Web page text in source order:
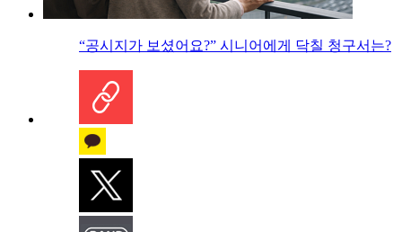
“공시지가 보셨어요?” 시니어에게 닥칠 청구서는?